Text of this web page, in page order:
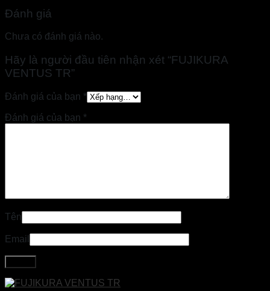
Đánh giá
Chưa có đánh giá nào.
Hãy là người đầu tiên nhận xét “FUJIKURA
VENTUS TR”
Đánh giá của bạn *
Đánh giá của bạn *
Tên
Email